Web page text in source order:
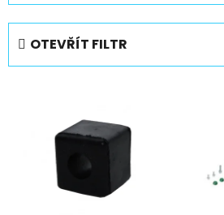
z
e
n
í
OTEVŘÍT FILTR